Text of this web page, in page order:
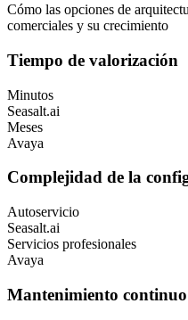
Cómo las opciones de
comerciales y su crecimiento
Tiempo de valorización
Minutos
Seasalt.ai
Meses
Avaya
Complejidad de la
Autoservicio
Seasalt.ai
Servicios profesionales
Avaya
Mantenimiento continuo